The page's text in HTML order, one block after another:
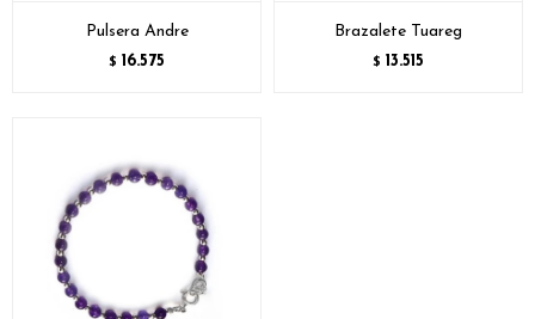
Pulsera Andre
$ 16.575
Brazalete Tuareg
$ 13.515